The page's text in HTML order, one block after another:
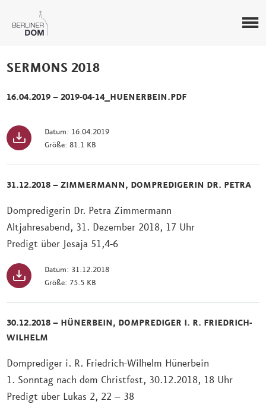
SERMONS 2018
16.04.2019 – 2019-04-14_HUENERBEIN.PDF
Datum: 16.04.2019
Größe: 81.1 KB
31.12.2018 – ZIMMERMANN, DOMPREDIGERIN DR. PETRA
Dompredigerin Dr. Petra Zimmermann
Altjahresabend, 31. Dezember 2018, 17 Uhr
Predigt über Jesaja 51,4-6
Datum: 31.12.2018
Größe: 75.5 KB
30.12.2018 – HÜNERBEIN, DOMPREDIGER I. R. FRIEDRICH-
WILHELM
Domprediger i. R. Friedrich-Wilhelm Hünerbein
1. Sonntag nach dem Christfest, 30.12.2018, 18 Uhr
Predigt über Lukas 2, 22 – 38